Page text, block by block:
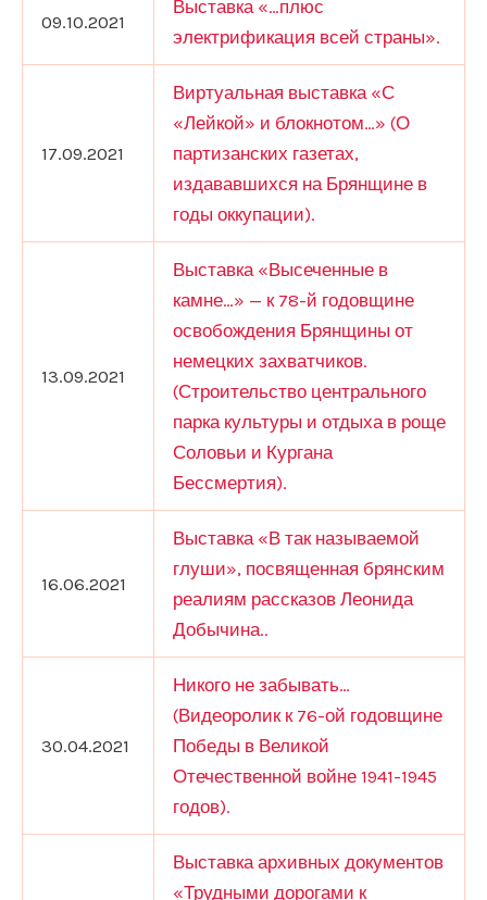
09.10.2021
Выставка «…плюс
электрификация всей страны».
17.09.2021
Виртуальная выставка «С
«Лейкой» и блокнотом…» (О
партизанских газетах,
издававшихся на Брянщине в
годы оккупации).
13.09.2021
Выставка «Высеченные в
камне…» — к 78-й годовщине
освобождения Брянщины от
немецких захватчиков.
(Строительство центрального
парка культуры и отдыха в роще
Соловьи и Кургана
Бессмертия).
16.06.2021
Выставка «В так называемой
глуши», посвященная брянским
реалиям рассказов Леонида
Добычина..
30.04.2021
Никого не забывать…
(Видеоролик к 76-ой годовщине
Победы в Великой
Отечественной войне 1941-1945
годов).
Выставка архивных документов
«Трудными дорогами к